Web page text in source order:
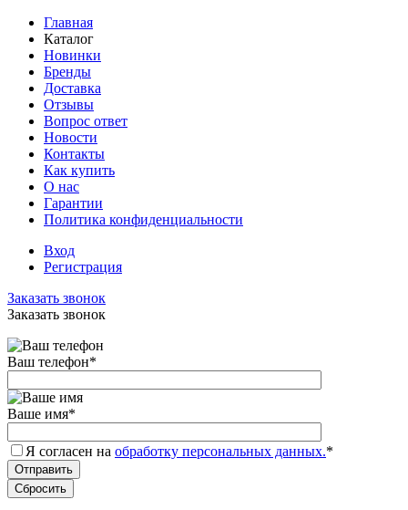
Главная
Каталог
Новинки
Бренды
Доставка
Отзывы
Вопрос ответ
Новости
Контакты
Как купить
О нас
Гарантии
Политика конфиденциальности
Вход
Регистрация
Заказать звонок
Заказать звонок
Ваш телефон*
Ваше имя*
Я согласен на обработку персональных данных.*